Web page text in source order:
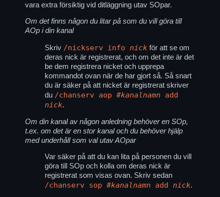
vara extra försiktig vid ditläggning utav SOpar.
Om det finns någon du litar på som du vill göra till
AOp i din kanal
Skriv /nickserv info nick för att se om
deras nick är registrerat, och om det inte är det
be dem registrera nicket och upprepa
kommandot ovan när de har gjort så. Så snart
du är säker på att nicket är registrerat skriver
du /chanserv aop#kanalnamn add
nick.
Om din kanal av någon anledning behöver en SOp,
t.ex. om det är en stor kanal och du behöver hjälp
med underhåll som val utav AOpar
Var säker på att du kan lita på personen du vill
göra till SOp och kolla om deras nick är
registrerat som visas ovan. Skriv sedan
/chanserv sop#kanalnamn add nick.